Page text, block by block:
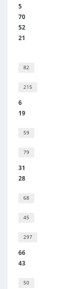
5
70
52
21
82
215
6
19
59
79
31
28
68
45
297
66
43
50